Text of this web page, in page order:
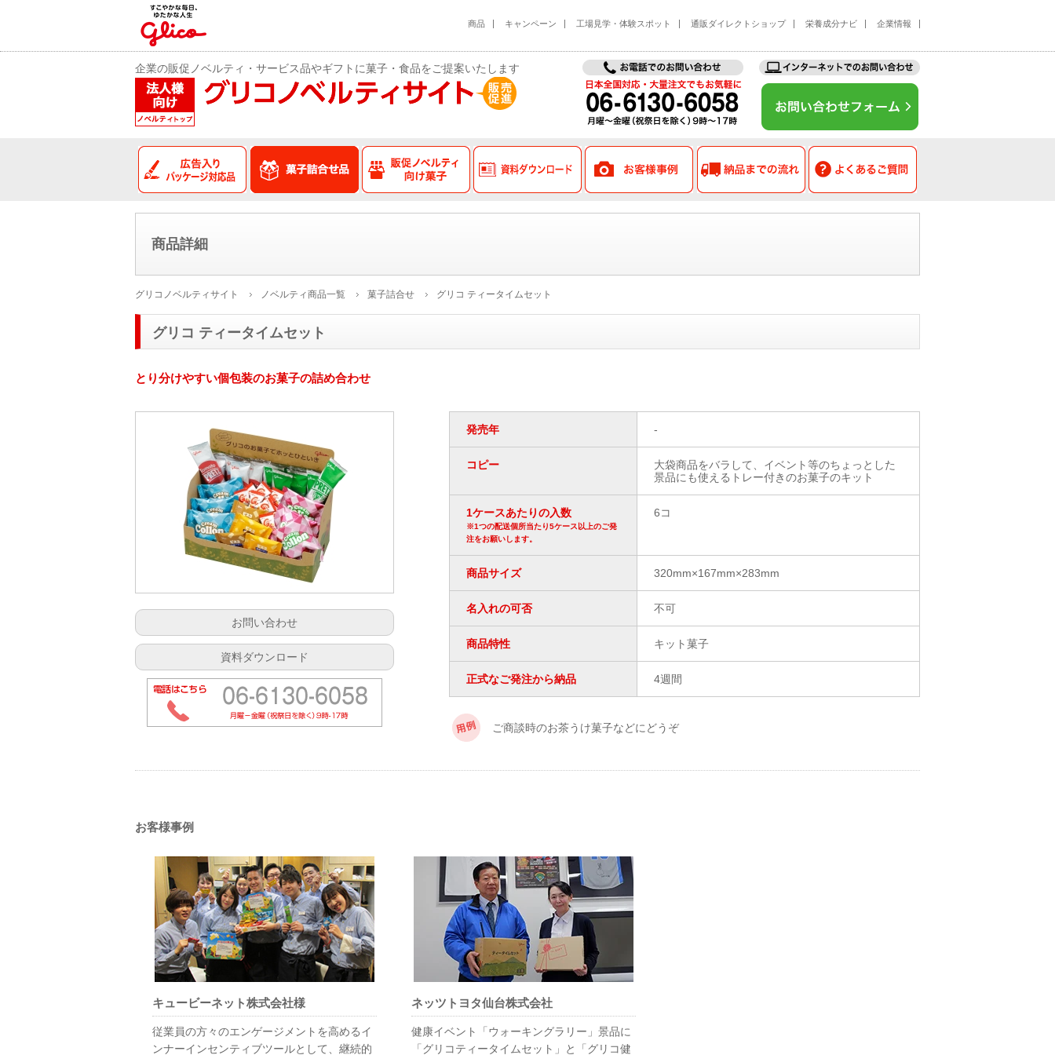
商品 キャンペーン 工場見学・体験スポット 通販ダイレクトショップ 栄養成分ナビ 企業情報
企業の販促ノベルティ・サービス品やギフトに菓子・食品をご提案いたします
広告入りパッケージ対応品菓子詰合せ品 販促ノベルティ向け菓子資料ダウンロード お客様事例 納品までの流れ よくあるご質問
商品詳細
グリコノベルティサイト ノベルティ商品一覧 菓子詰合せ グリコ ティータイムセット
グリコ ティータイムセット
とり分けやすい個包装のお菓子の詰め合わせ
お問い合わせ
資料ダウンロード
発売年 -
コピー
大袋商品をバラして、イベント等のちょっとした
景品にも使えるトレー付きのお菓子のキット
1ケースあたりの入数
※1つの配送個所当たり5ケース以上のご発
注をお願いします。
6コ
商品サイズ 320mm×167mm×283mm
名入れの可否 不可
商品特性 キット菓子
正式なご発注から納品 4週間
ご商談時のお茶うけ菓子などにどうぞ
お客様事例
キュービーネット株式会社様
従業員の方々のエンゲージメントを高めるイ
ンナーインセンティブツールとして、継続的
ネッツトヨタ仙台株式会社
健康イベント「ウォーキングラリー」景品に
「グリコティータイムセット」と「グリコ健